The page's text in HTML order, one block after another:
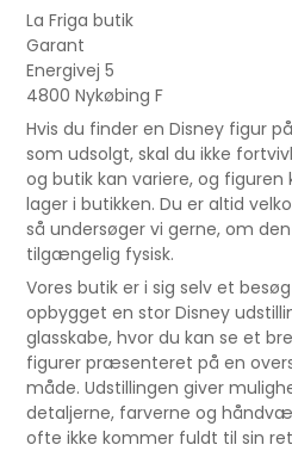
La Friga butik
Garant
Energivej 5
4800 Nykøbing F
Hvis du finder en Disney figur
som udsolgt, skal du ikke
og butik kan variere, og
lager i butikken. Du er altid
så undersøger vi gerne, om
tilgængelig fysisk.
Vores butik er i sig selv et
opbygget en stor Disney
glasskabe, hvor du kan se et
figurer præsenteret på en
måde. Udstillingen giver
detaljerne, farverne og
ofte ikke kommer fuldt til sin